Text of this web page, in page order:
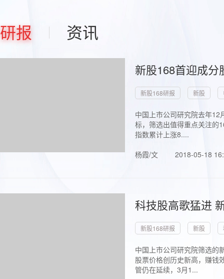
研报 资讯
新股168首迎成
新股168研报 新股
中国上市公司研究院去年
标，筛选出值得重点关注的
指数累计上涨8....
杨霞/文
2018-05-18
科技股高歌猛进
新股168研报 新股
中国上市公司研究院筛选的
股票价格创历史新高，赚钱
管仍在延续，3月1...